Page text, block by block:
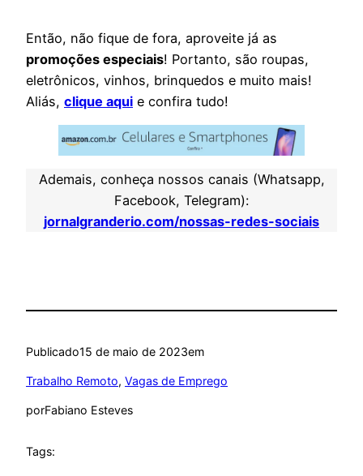
Então, não fique de fora, aproveite já as
promoções especiais! Portanto, são roupas,
eletrônicos, vinhos, brinquedos e muito mais!
Aliás, clique aqui e confira tudo!
Ademais, conheça nossos canais (Whatsapp,
Facebook, Telegram):
jornalgranderio.com/nossas-redes-sociais
Publicado15 de maio de 2023em
Trabalho Remoto, Vagas de Emprego
porFabiano Esteves
Tags: